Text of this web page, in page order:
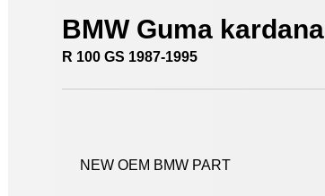
BMW Guma kardana
R 100 GS 1987-1995
NEW OEM BMW PART